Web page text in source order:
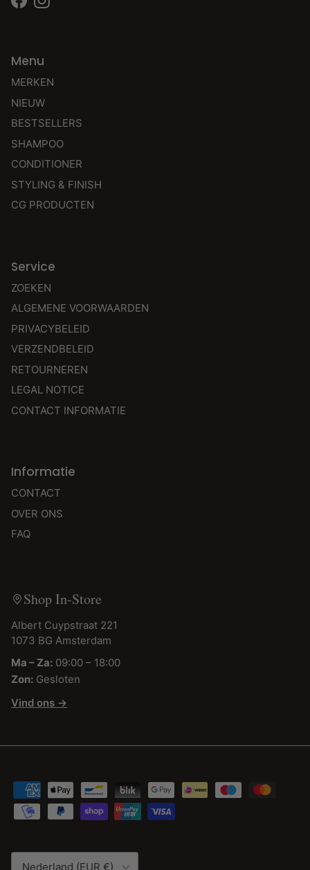
FacebookInstagram
Menu
MERKEN
NIEUW
BESTSELLERS
SHAMPOO
CONDITIONER
STYLING & FINISH
CG PRODUCTEN
Service
ZOEKEN
ALGEMENE VOORWAARDEN
PRIVACYBELEID
VERZENDBELEID
RETOURNEREN
LEGAL NOTICE
CONTACT INFORMATIE
Informatie
CONTACT
OVER ONS
FAQ
Shop In-Store
Albert Cuypstraat 221
1073 BG Amsterdam
Ma – Za: 09:00 – 18:00
Zon: Gesloten
Vind ons →
Land/Regio
Nederland (EUR €)